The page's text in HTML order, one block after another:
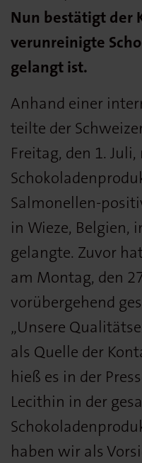
Nun bestätigt der
verunreinigte
gelangt ist.
Anhand einer
teilte der
Freitag, den 1.
Salmonellen-
in Wieze, Belgien,
gelangte. Zuvor
am Montag, den
vorübergehend
„Unsere
als Quelle der
hieß es in der
Lecithin in der
haben wir als